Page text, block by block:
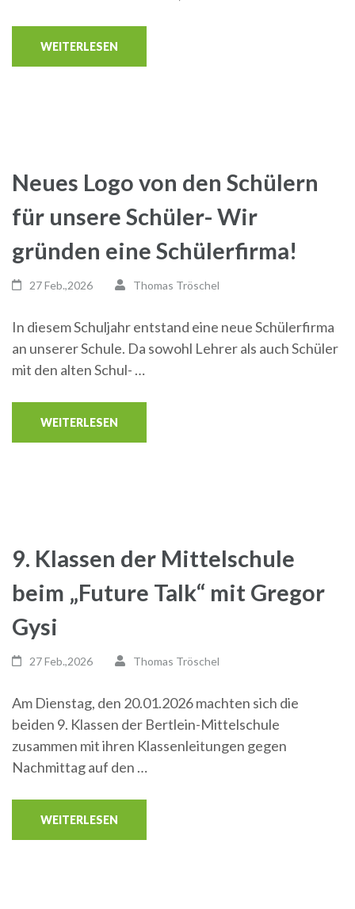
WEITERLESEN
Neues Logo von den Schülern
für unsere Schüler- Wir
gründen eine Schülerfirma!
27 Feb.,2026 Thomas Tröschel
In diesem Schuljahr entstand eine neue Schülerfirma
an unserer Schule. Da sowohl Lehrer als auch Schüler
mit den alten Schul- …
WEITERLESEN
9. Klassen der Mittelschule
beim „Future Talk“ mit Gregor
Gysi
27 Feb.,2026 Thomas Tröschel
Am Dienstag, den 20.01.2026 machten sich die
beiden 9. Klassen der Bertlein-Mittelschule
zusammen mit ihren Klassenleitungen gegen
Nachmittag auf den …
WEITERLESEN